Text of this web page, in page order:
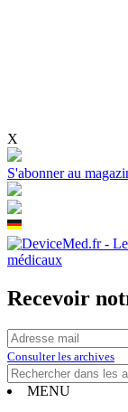
X
S'abonner au
Recevoir
Consulter les archives
MENU